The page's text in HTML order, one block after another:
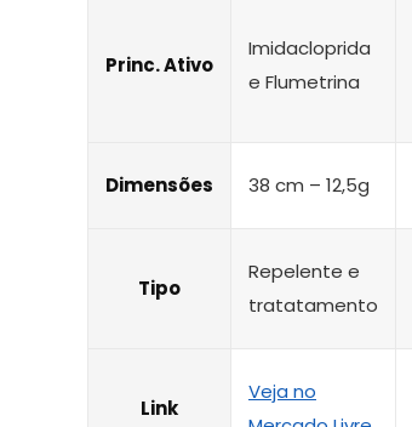
Princ. Ativo
Imidacloprida
e Flumetrina
Dimensões 38 cm – 12,5g
Tipo
Repelente e
tratatamento
Link
Veja no